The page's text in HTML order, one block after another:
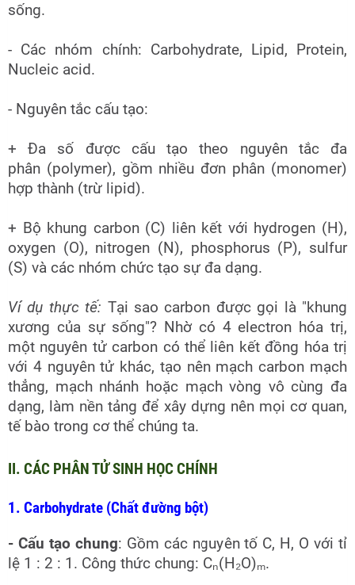
sống.
- Các nhóm chính: Carbohydrate, Lipid, Protein,
Nucleic acid.
- Nguyên tắc cấu tạo:
+ Đa số được cấu tạo theo nguyên tắc đa
phân (polymer), gồm nhiều đơn phân (monomer)
hợp thành (trừ lipid).
+ Bộ khung carbon (C) liên kết với hydrogen (H),
oxygen (O), nitrogen (N), phosphorus (P), sulfur
(S) và các nhóm chức tạo sự đa dạng.
Ví dụ thực tế: Tại sao carbon được gọi là "khung
xương của sự sống"? Nhờ có 4 electron hóa trị,
một nguyên tử carbon có thể liên kết đồng hóa trị
với 4 nguyên tử khác, tạo nên mạch carbon mạch
thẳng, mạch nhánh hoặc mạch vòng vô cùng đa
dạng, làm nền tảng để xây dựng nên mọi cơ quan,
tế bào trong cơ thể chúng ta.
II. CÁC PHÂN TỬ SINH HỌC CHÍNH
1. Carbohydrate (Chất đường bột)
- Cấu tạo chung: Gồm các nguyên tố C, H, O với tỉ
lệ 1 : 2 : 1. Công thức chung: Cₙ(H₂O)ₘ.